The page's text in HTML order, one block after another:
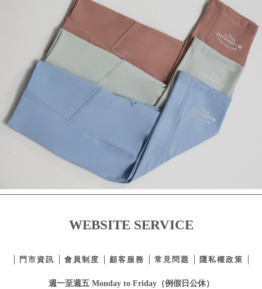
WEBSITE SERVICE
門市資訊 會員制度 顧客服務 常見問題 隱私權政策
週一至週五 Monday to Friday（例假日公休）